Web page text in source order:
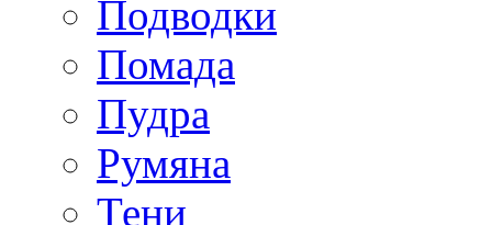
Подводки
Помада
Пудра
Румяна
Тени